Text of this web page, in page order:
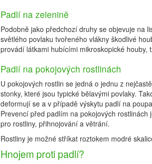
Padlí na zelenině
Podobně jako předchozí druhy se objevuje na
světlého povlaku tvořeného vlákny škodlivé
provádí látkami hubícími mikroskopické houby,
Padlí na pokojových rostlinách
U pokojových rostlin se jedná o jednu z
stonky, které jsou typické bělavými povlaky.
deformují se a v případě výskytu padlí na
Prevencí před padlím na pokojových
pro rostliny, přihnojování a větrání.
Rostliny je možné stříkat roztokem modré
Hnojem proti padlí?